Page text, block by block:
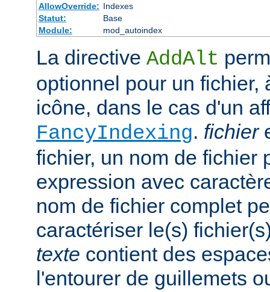
AllowOverride: Indexes
Statut:
Base
Module:
mod_autoindex
La directive AddAlt
optionnel pour un fichier,
icône, dans le cas d'un
FancyIndexing. fichier
fichier, un nom de fichier
expression avec
nom de fichier complet
caractériser le(s)
texte contient des
l'entourer de guillemets